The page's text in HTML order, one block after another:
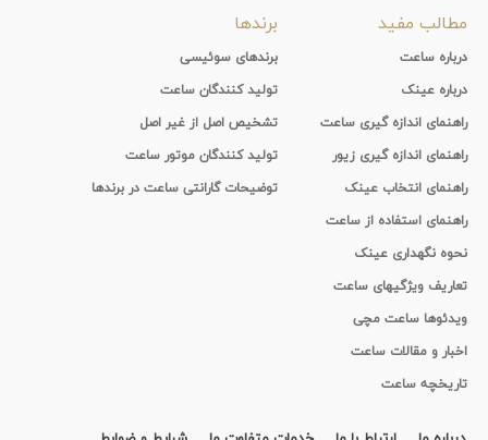
مطالب مفید
درباره ساعت
درباره عینک
راهنمای اندازه گیری ساعت
راهنمای اندازه گیری زیور
راهنمای انتخاب عینک
راهنمای استفاده از ساعت
نحوه نگهداری عینک
تعاریف ویژگیهای ساعت
ویدئوها ساعت مچی
اخبار و مقالات ساعت
تاریخچه ساعت
برندها
برندهای سوئیسی
تولید کنندگان ساعت
تشخیص اصل از غیر اصل
تولید کنندگان موتور ساعت
توضیحات گارانتی ساعت در برندها